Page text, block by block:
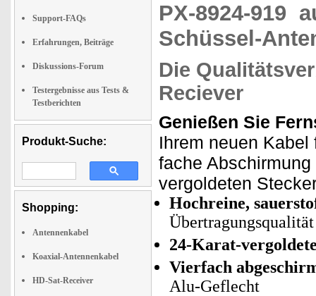
Support-FAQs
Erfahrungen, Beiträge
Diskussions-Forum
Testergebnisse aus Tests &
Testberichten
Produkt-Suche:
Shopping:
Antennenkabel
Koaxial-Antennenkabel
HD-Sat-Receiver
PX-8924-919
Schüssel-
Die
Reciever
Genießen Sie
Ihrem neuen
fache
vergoldeten
Hochreine,
Übertragungsqualität
24-Karat-
Vierfach
Alu-Geflecht